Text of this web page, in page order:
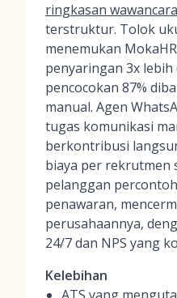
ringkasan
terstruktur. Tolok
menemukan
penyaringan 3x
pencocokan 87%
manual. Agen
tugas komunikasi
berkontribusi
biaya per rekrutmen
pelanggan
penawaran,
perusahaannya,
24/7 dan NPS yang
Kelebihan